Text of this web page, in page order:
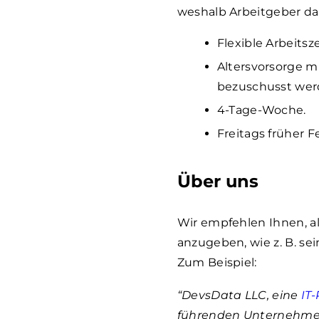
weshalb Arbeitgeber
Flexible
Altersvorsorge
bezuschusst
4-Tage-Woche.
Freitags früher
Über uns
Wir empfehlen Ihnen,
anzugeben, wie z. B.
Zum Beispiel:
“DevsData LLC, eine
führenden